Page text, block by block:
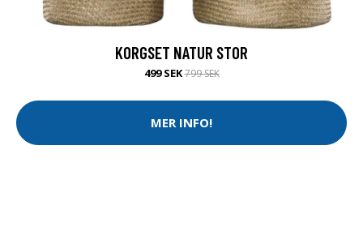
KORGSET NATUR STOR
499 SEK799 SEK
MER INFO!